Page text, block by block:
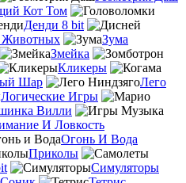
Кот Том
Денди 8 bit
Зума
Змейка
Кликеры
Шар
Лего
Логические Игры
Вилли
И Ловкость
Огонь И Вода
Приколы
Симуляторы